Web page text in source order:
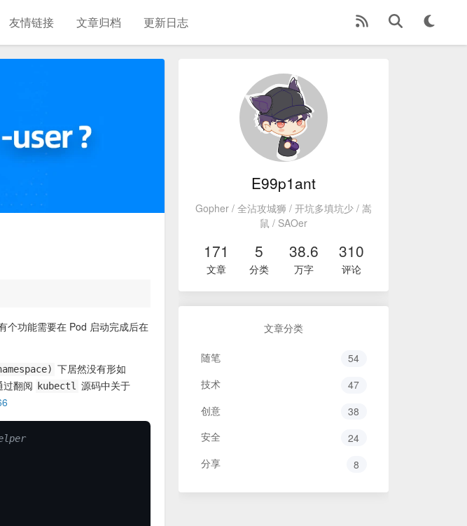
友情链接 文章归档 更新日志
个功能需要在 Pod 启动完成后在
下居然没有形如
翻阅 kubectl 源码中关于
E99p1ant
Gopher / 全沾攻城狮 / 开坑多填坑少 / 嵩
鼠 / SAOer
171
文章
5
分类
38.6
万字
310
评论
文章分类
随笔
54
技术
47
创意
38
安全
24
分享
8